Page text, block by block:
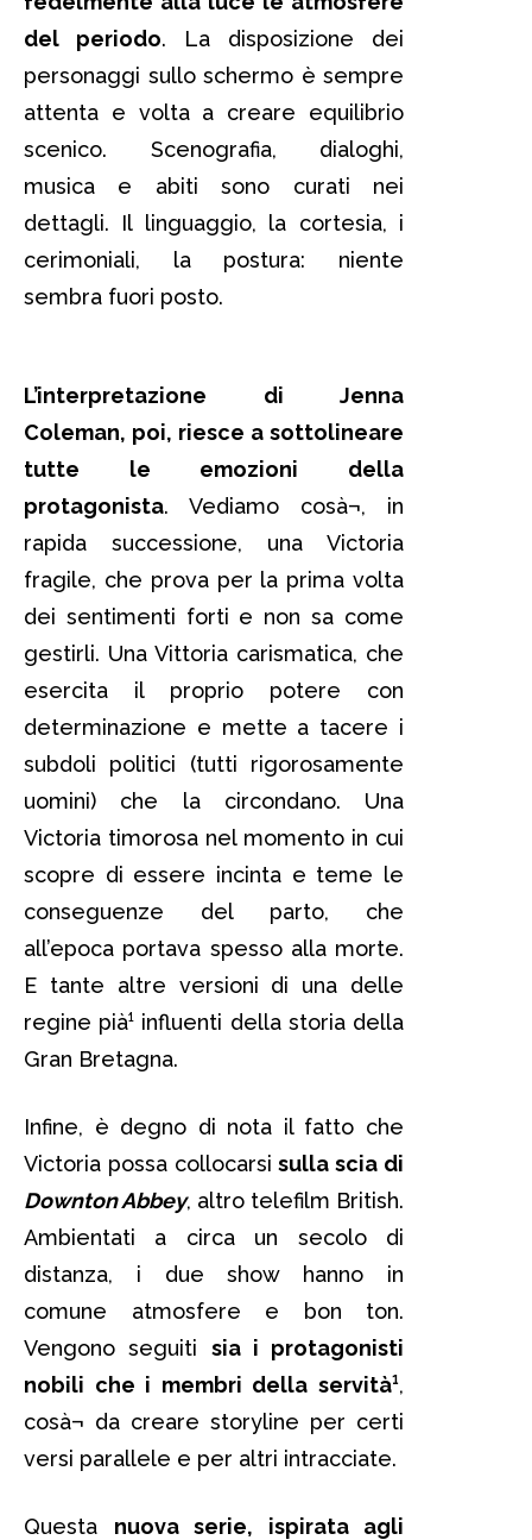
del periodo. La disposizione dei
personaggi sullo schermo è sempre
attenta e volta a creare equilibrio
scenico. Scenografia, dialoghi,
musica e abiti sono curati nei
dettagli. Il linguaggio, la cortesia, i
cerimoniali, la postura: niente
sembra fuori posto.
L’interpretazione di Jenna
Coleman, poi, riesce a sottolineare
tutte le emozioni della
protagonista. Vediamo cosà¬, in
rapida successione, una Victoria
fragile, che prova per la prima volta
dei sentimenti forti e non sa come
gestirli. Una Vittoria carismatica, che
esercita il proprio potere con
determinazione e mette a tacere i
subdoli politici (tutti rigorosamente
uomini) che la circondano. Una
Victoria timorosa nel momento in cui
scopre di essere incinta e teme le
conseguenze del parto, che
all’epoca portava spesso alla morte.
E tante altre versioni di una delle
regine pià¹ influenti della storia della
Gran Bretagna.
Infine, è degno di nota il fatto che
Victoria possa collocarsisulla scia di
Downton Abbey, altro telefilm British.
Ambientati a circa un secolo di
distanza, i due show hanno in
comune atmosfere e bon ton.
Vengono seguiti sia i protagonisti
nobili che i membri della servità¹,
cosà¬ da creare storyline per certi
versi parallele e per altri intracciate.
Questa nuova serie, ispirata agli